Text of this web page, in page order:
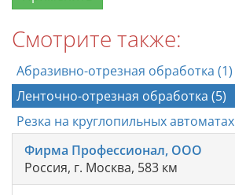
Смотрите также:
Абразивно-отрезная обработка (1)
Ленточно-отрезная обработка (5)
Резка на круглопильных автоматах
Фирма Профессионал, ООО
Россия, г. Москва, 583 км